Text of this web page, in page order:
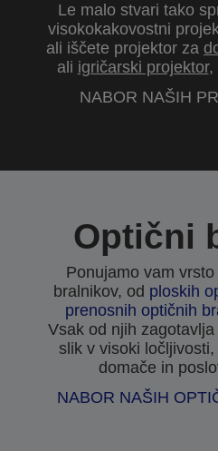
Le malo stvari tako
visokokakovostni
ali iščete projektor za
ali igričarski projektor,
NABOR NAŠIH
Optični
Ponujamo vam
bralnikov, od ploskih
prenosnih optičnih
Vsak od njih
slik v visoki
domače in
NABOR NAŠIH